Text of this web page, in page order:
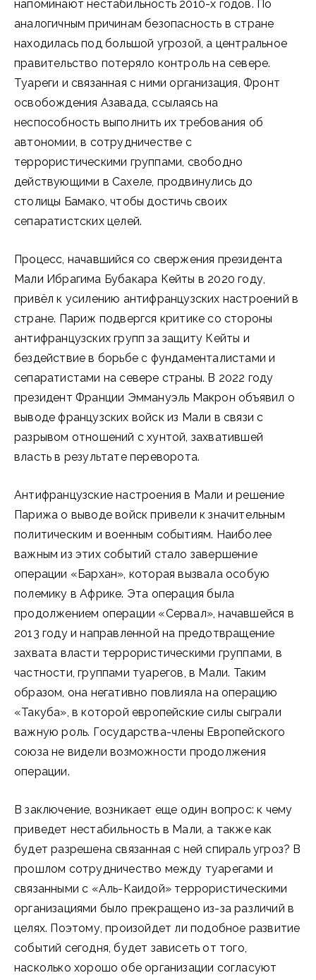
напоминают нестабильность 2010-х годов. По
аналогичным причинам безопасность в стране
находилась под большой угрозой, а центральное
правительство потеряло контроль на севере.
Туареги и связанная с ними организация, Фронт
освобождения Азавада, ссылаясь на
неспособность выполнить их требования об
автономии, в сотрудничестве с
террористическими группами, свободно
действующими в Сахеле, продвинулись до
столицы Бамако, чтобы достичь своих
сепаратистских целей.
Процесс, начавшийся со свержения президента
Мали Ибрагима Бубакара Кейты в 2020 году,
привёл к усилению антифранцузских настроений в
стране. Париж подвергся критике со стороны
антифранцузских групп за защиту Кейты и
бездействие в борьбе с фундаменталистами и
сепаратистами на севере страны. В 2022 году
президент Франции Эммануэль Макрон объявил о
выводе французских войск из Мали в связи с
разрывом отношений с хунтой, захватившей
власть в результате переворота.
Антифранцузские настроения в Мали и решение
Парижа о выводе войск привели к значительным
политическим и военным событиям. Наиболее
важным из этих событий стало завершение
операции «Бархан», которая вызвала особую
полемику в Африке. Эта операция была
продолжением операции «Сервал», начавшейся в
2013 году и направленной на предотвращение
захвата власти террористическими группами, в
частности, группами туарегов, в Мали. Таким
образом, она негативно повлияла на операцию
«Такуба», в которой европейские силы сыграли
важную роль. Государства-члены Европейского
союза не видели возможности продолжения
операции.
В заключение, возникает еще один вопрос: к чему
приведет нестабильность в Мали, а также как
будет разрешена связанная с ней спираль угроз? В
прошлом сотрудничество между туарегами и
связанными с «Аль-Каидой» террористическими
организациями было прекращено из-за различий в
целях. Поэтому, произойдет ли подобное развитие
событий сегодня, будет зависеть от того,
насколько хорошо обе организации согласуют